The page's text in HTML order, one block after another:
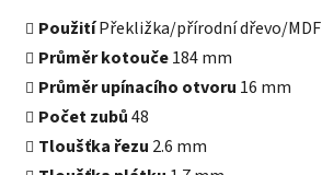
PoužitíPřekližka/přírodní dřevo/MDF
Průměr kotouče184 mm
Průměr upínacího otvoru 16 mm
Počet zubů48
Tloušťka řezu 2.6 mm